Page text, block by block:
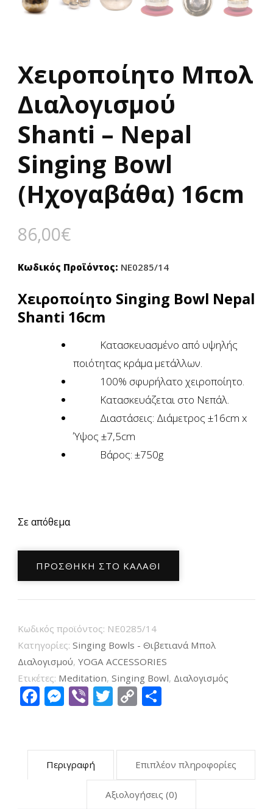
Χειροποίητο Μπολ
Διαλογισμού
Shanti – Nepal
Singing Bowl
(Ηχογαβάθα) 16cm
86,00€
Κωδικός Προϊόντος: NE0285/14
Χειροποίητο Singing Bowl Nepal
Shanti 16cm
Κατασκευασμένο από υψηλής
ποιότητας κράμα μετάλλων.
100% σφυρήλατο χειροποίητο.
Κατασκευάζεται στo Νεπάλ.
Διαστάσεις: Διάμετρος ±16cm x
Ύψος ±7,5cm
Βάρος: ±750g
Σε απόθεμα
Χειροποίητο
Μπολ
–
Nepal
Singing
Bowl
(Ηχογαβάθα)
ΠΡΟΣΘΉΚΗ ΣΤΟ ΚΑΛΆΘΙ
Κωδικός προϊόντος: NE0285/14
Κατηγορίες: Singing Bowls - Θιβετιανά Μπολ
Διαλογισμού, YOGA ACCESSORIES
Ετικέτες: Meditation, Singing Bowl, Διαλογισμός
Facebook
Messenger
ViberTwitter
Copy
Περιγραφή Επιπλέον πληροφορίες
Αξιολογήσεις (0)